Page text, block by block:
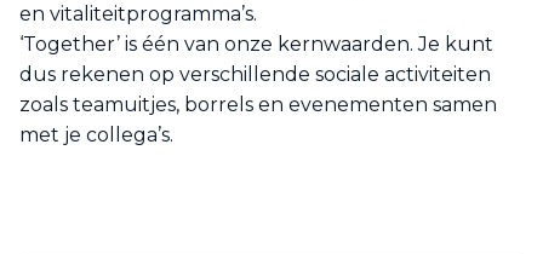
en vitaliteitprogramma’s.
‘Together’ is één van onze kernwaarden. Je kunt
dus rekenen op verschillende sociale activiteiten
zoals teamuitjes, borrels en evenementen samen
met je collega’s.